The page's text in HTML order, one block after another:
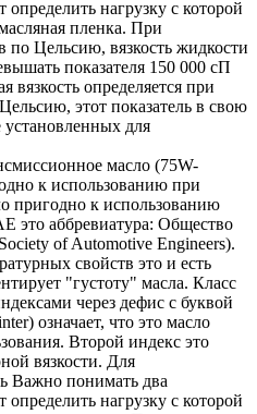
нагрузку с которой
пленка. При
по Цельсию, вязкость жидкости
показателя 150 000 сП
вязкость определяется при
этот показатель в свою
для
масло (75W-
к использованию при
пригодно к использованию
это аббревиатура: Общество
of Automotive Engineers).
свойств это и есть
"густоту" масла. Класс
через дефис с буквой
означает, что это масло
Второй индекс это
вязкости. Для
Важно понимать два
нагрузку с которой